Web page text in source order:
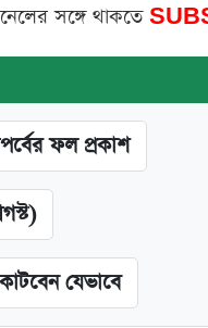
সঙ্গে থাকতে
ফল প্রকাশ
যেভাবে